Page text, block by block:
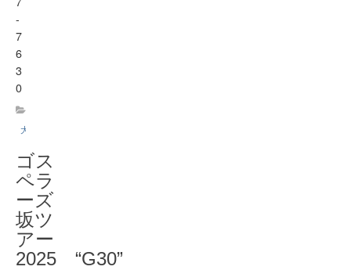
-
7
6
3
0
大ホール
ゴス
ペラ
ーズ
坂ツ
アー
2025 “G30”